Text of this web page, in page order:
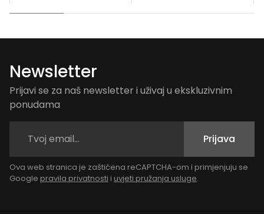
Newsletter
Prijavi se za naš newsletter i uživaj u ekskluzivnim
ponudama
Prijava
Ova web stranica je zaštićena reCAPTCHA-om i primjenjuju se
Google pravila privatnosti i uvjeti pružanja usluge.